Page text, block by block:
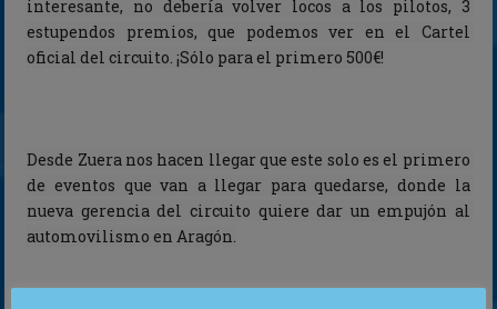
interesante, no debería volver locos a los pilotos, 3
estupendos premios, que podemos ver en el Cartel
oficial del circuito. ¡Sólo para el primero 500€!
Desde Zuera nos hacen llegar que este solo es el primero
de eventos que van a llegar para quedarse, donde la
nueva gerencia del circuito quiere dar un empujón al
automovilismo en Aragón.